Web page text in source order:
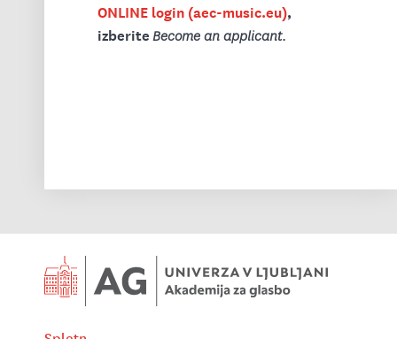
ONLINE login (aec-music.eu),
izberiteBecome an applicant.